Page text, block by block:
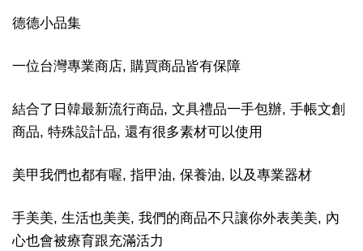
德德小品集
一位台灣專業商店, 購買商品皆有保障
結合了日韓最新流行商品, 文具禮品一手包辦, 手帳文創
商品, 特殊設計品, 還有很多素材可以使用
美甲我們也都有喔, 指甲油, 保養油, 以及專業器材
手美美, 生活也美美, 我們的商品不只讓你外表美美, 內
心也會被療育跟充滿活力